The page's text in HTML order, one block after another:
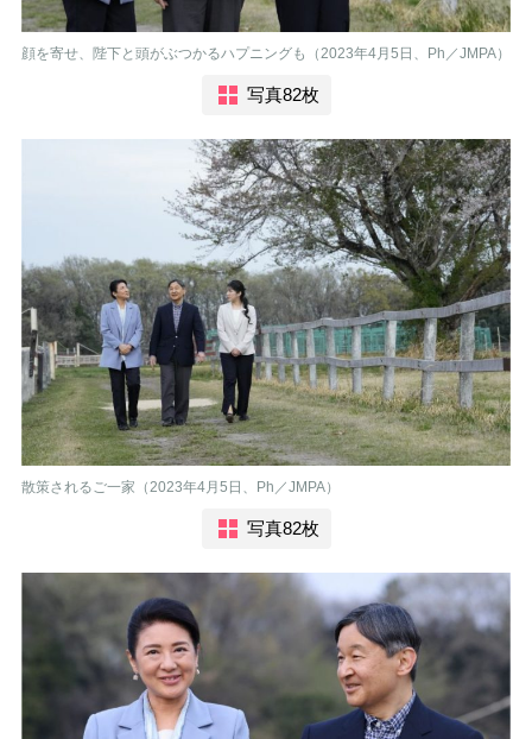
顔を寄せ、陛下と頭がぶつかるハプニングも（2023年4月5日、Ph／JMPA）
写真82枚
散策されるご一家（2023年4月5日、Ph／JMPA）
写真82枚